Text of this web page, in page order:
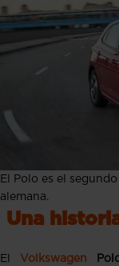
El Polo es el
alemana.
Una
El Volkswagen